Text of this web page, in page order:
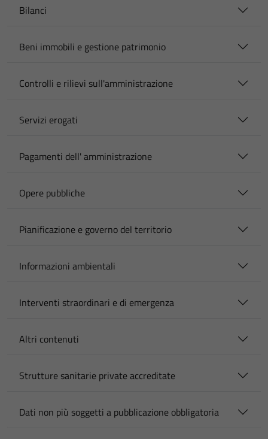
Bilanci
Beni immobili e gestione patrimonio
Controlli e rilievi sull'amministrazione
Servizi erogati
Pagamenti dell' amministrazione
Opere pubbliche
Pianificazione e governo del territorio
Informazioni ambientali
Interventi straordinari e di emergenza
Altri contenuti
Strutture sanitarie private accreditate
Dati non più soggetti a pubblicazione obbligatoria